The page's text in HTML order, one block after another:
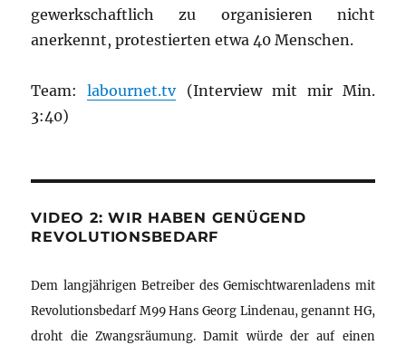
gewerkschaftlich zu organisieren nicht
anerkennt, protestierten etwa 40 Menschen.
Team:labournet.tv(Interview mit mir Min.
3:40)
VIDEO 2: WIR HABEN GENÜGEND
REVOLUTIONSBEDARF
Dem langjährigen Betreiber des Gemischtwarenladens mit
Revolutionsbedarf M99 Hans Georg Lindenau, genannt HG,
droht die Zwangsräumung. Damit würde der auf einen